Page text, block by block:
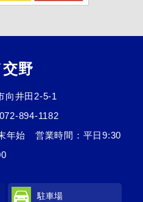
野
向井田2-5-1
894-1182
年始 営業時間：平日9:30
駐車場